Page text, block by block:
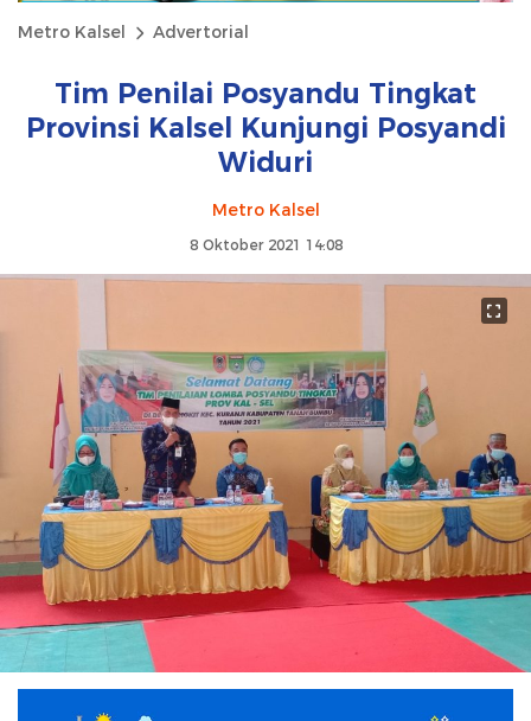
Metro Kalsel Advertorial
Tim Penilai Posyandu Tingkat
Provinsi Kalsel Kunjungi Posyandi
Widuri
Metro Kalsel
8 Oktober 2021 14:08